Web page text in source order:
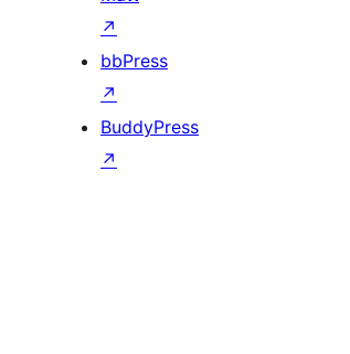
↗
bbPress
↗
BuddyPress
↗